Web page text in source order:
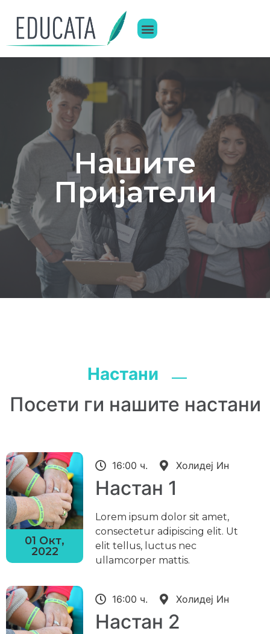
Нашите
Пријатели
Настани
Посети ги нашите настани
01 Окт,
2022
16:00 ч. Холидеј Ин
Настан 1
Lorem ipsum dolor sit amet,
consectetur adipiscing elit. Ut
elit tellus, luctus nec
ullamcorper mattis.
16:00 ч. Холидеј Ин
Настан 2